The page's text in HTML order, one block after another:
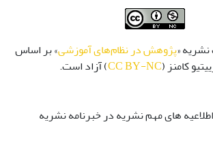
«پژوهش در نظام‌های آموزشی» بر اساس
کامنز (CC BY-NC) آزاد است.
های مهم نشریه در خبرنامه نشریه